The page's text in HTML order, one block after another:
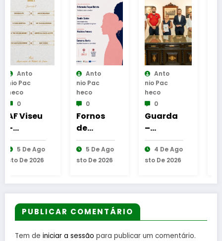
Nio Pac
Fornos
Algodres
–
Moment
reflexão
Tecedeir
as –
Uma
5 De Ago
Sto De 2026
Nio Pac
Guarda
–
Assinatu
ra dos
protocol
coopera
entre
Bombeir
os
4 De Ago
Sto De 2026
Nio Pac
Reinaug
da
Cabine
de
em
6 De Ago
Sto De 2026
PUBLICAR COMENTÁRIO
Tem de iniciar a sessão para publicar um comentário.